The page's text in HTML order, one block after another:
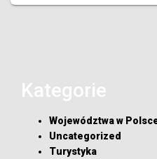
Kategorie
Województwa w
Uncategorized
Turystyka